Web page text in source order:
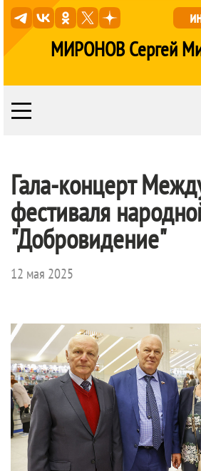
МИРОНОВ Сергей
Гала-концерт
фестиваля
"Добровидение"
12 мая 2025